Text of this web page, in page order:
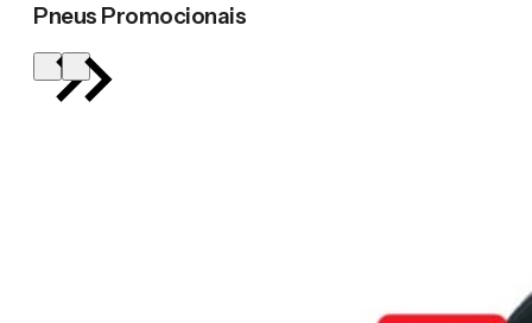
Pneus Promocionais